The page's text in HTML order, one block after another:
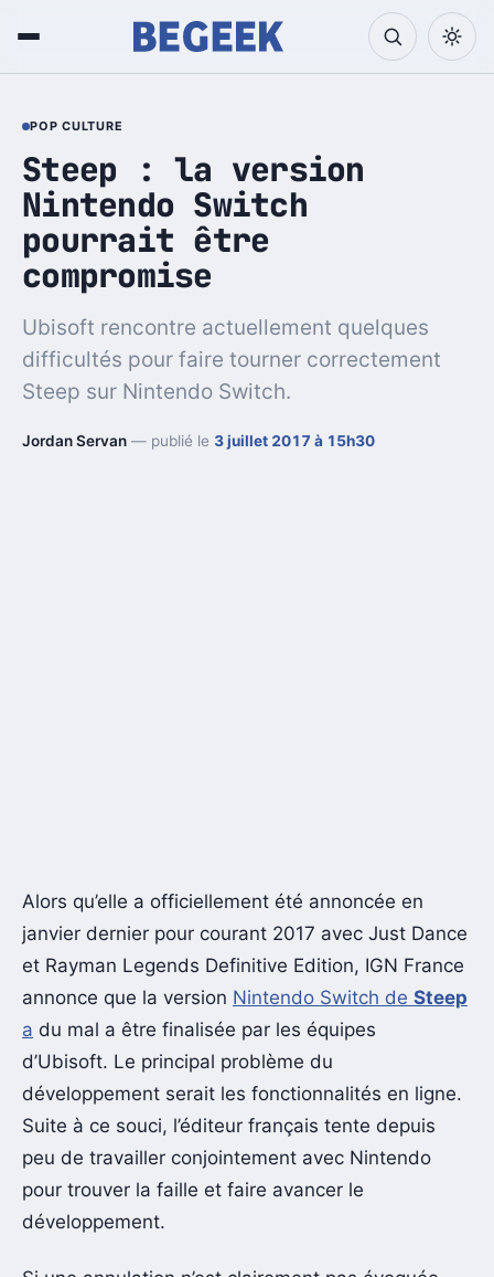
POP CULTURE
Steep : la version
Nintendo Switch
pourrait être
compromise
Ubisoft rencontre actuellement quelques
difficultés pour faire tourner correctement
Steep sur Nintendo Switch.
Jordan Servan — publié le 3 juillet 2017 à 15h30
Alors qu’elle a officiellement été annoncée en
janvier dernier pour courant 2017 avec Just Dance
et Rayman Legends Definitive Edition, IGN France
annonce que la version Nintendo Switch de Steep
a du mal a être finalisée par les équipes
d’Ubisoft. Le principal problème du
développement serait les fonctionnalités en ligne.
Suite à ce souci, l’éditeur français tente depuis
peu de travailler conjointement avec Nintendo
pour trouver la faille et faire avancer le
développement.